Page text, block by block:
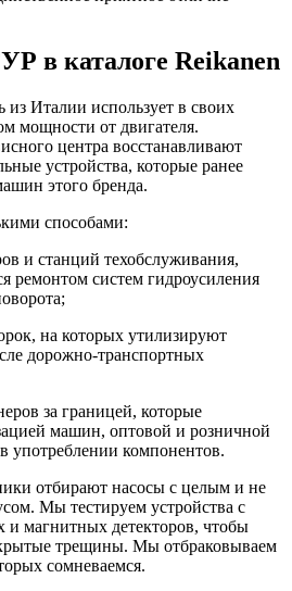
в каталоге Reikanen
Италии использует в своих
мощности от двигателя.
центра восстанавливают
устройства, которые ранее
этого бренда.
способами:
и станций техобслуживания,
ремонтом систем гидроусиления
на которых утилизируют
дорожно-транспортных
за границей, которые
машин, оптовой и розничной
употреблении компонентов.
отбирают насосы с целым и не
Мы тестируем устройства с
и магнитных детекторов, чтобы
трещины. Мы отбраковываем
сомневаемся.